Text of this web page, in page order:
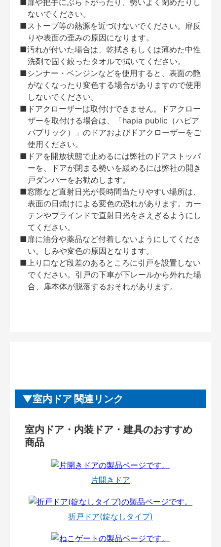
■扉や把手にぶら下がったり、勢いよく閉めたりし
ないでください。
■ストーブ等の熱源を近づけないでください。扉反
りや表面の歪みの原因になります。
■汚れが付いた場合は、乾拭きもしくは薄めた中性
洗剤で固く絞ったタオルで拭いてください。
■シンナー・ベンジンなどを使用すると、表面の艶
がなくなったり変色する場合がありますので使用
しないでください。
■ドアクローザーは取付けできません。ドアクロー
ザーを取付ける場合は、「hapia public（ハピア
パブリック）」のドアおよびドアクローザーをご
使用ください。
■ドアを開放状態で止めるには弊社のドアストッパ
ーを、ドアが閉まる勢いを緩めるには弊社の開き
戸ダンパーをお勧めします。
■窓際など直射日光が長時間当たりやすい場所は、
表面の日焼けによる変色の恐れがあります。カー
テンやブラインドで直射日光をさえぎるようにし
てください。
■扉に油分や薬品など付着しないようにしてくださ
い。しみや変色の原因となります。
■上り口など段差のあるところに引戸を設置しない
でください。引戸の下車が下レールから外れた場
合、扉本体が脱落するおそれがあります。
室内ドア 関連リンク
室内ドア・内装ドア・建具のおすすめ
商品
片開きドア
折戸ドア(錠なしタイプ)